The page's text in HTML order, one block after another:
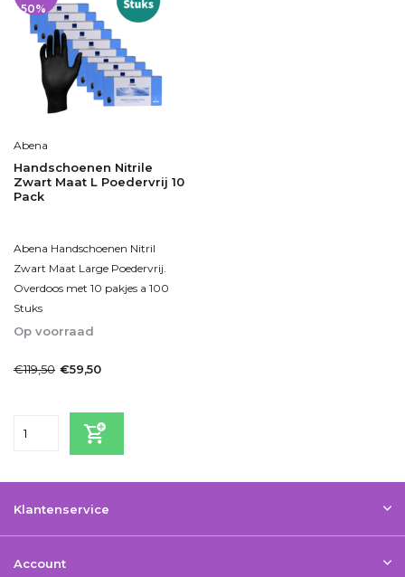
50%
Abena
Handschoenen Nitrile
Zwart Maat L Poedervrij 10
Pack
Abena Handschoenen Nitril
Zwart Maat Large Poedervrij.
Overdoos met 10 pakjes a 100
Stuks
Op voorraad
€119,50 €59,50
Klantenservice
Account